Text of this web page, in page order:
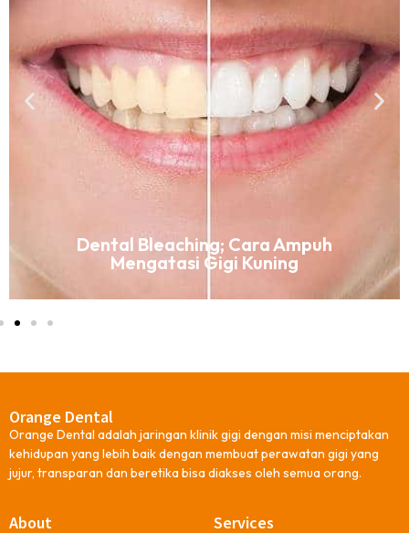
Dental Bleaching; Cara Ampuh
Mengatasi Gigi Kuning
Orange Dental
Orange Dental adalah jaringan klinik gigi dengan misi menciptakan
kehidupan yang lebih baik dengan membuat perawatan gigi yang
jujur, transparan dan beretika bisa diakses oleh semua orang.
About Services